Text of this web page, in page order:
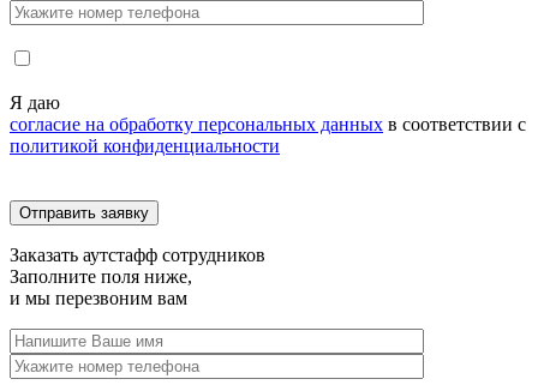
Я даю
согласие на обработку персональных данных в соответствии с
политикой конфиденциальности
Заказать аутстафф сотрудников
Заполните поля ниже,
и мы перезвоним вам